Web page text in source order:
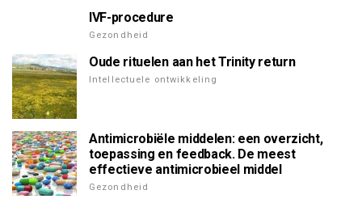
IVF-procedure
Gezondheid
Oude rituelen aan het Trinity return
Intellectuele ontwikkeling
Antimicrobiële middelen: een overzicht,
toepassing en feedback. De meest
effectieve antimicrobieel middel
Gezondheid